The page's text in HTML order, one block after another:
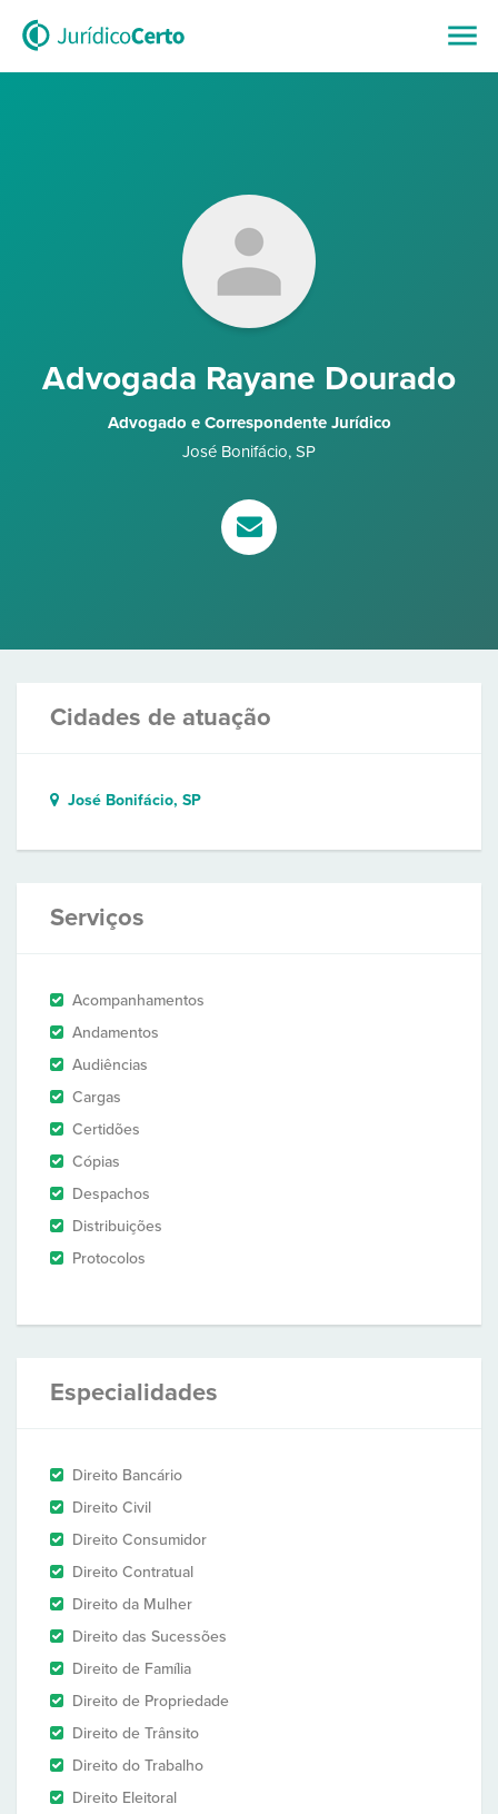
Advogada Rayane Dourado
Advogado e Correspondente Jurídico
José Bonifácio, SP
Cidades de atuação
José Bonifácio, SP
Serviços
Acompanhamentos
Andamentos
Audiências
Cargas
Certidões
Cópias
Despachos
Distribuições
Protocolos
Especialidades
Direito Bancário
Direito Civil
Direito Consumidor
Direito Contratual
Direito da Mulher
Direito das Sucessões
Direito de Família
Direito de Propriedade
Direito de Trânsito
Direito do Trabalho
Direito Eleitoral